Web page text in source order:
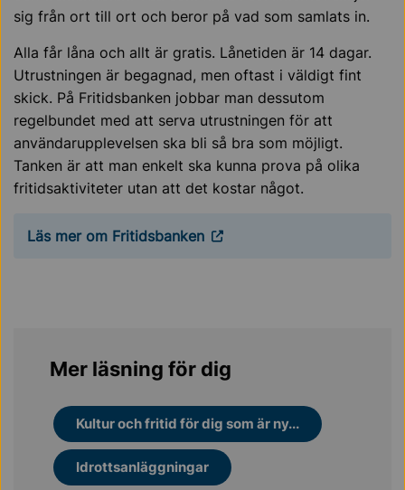
sig från ort till ort och beror på vad som samlats in.
Alla får låna och allt är gratis. Lånetiden är 14 dagar.
Utrustningen är begagnad, men oftast i väldigt fint
skick. På Fritidsbanken jobbar man dessutom
regelbundet med att serva utrustningen för att
användarupplevelsen ska bli så bra som möjligt.
Tanken är att man enkelt ska kunna prova på olika
fritidsaktiviteter utan att det kostar något.
Läs mer om Fritidsbanken
Mer läsning för dig
Kultur och fritid för dig som är ny...
Idrottsanläggningar